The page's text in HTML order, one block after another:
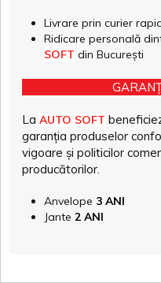
Livrare prin curier
Ridicare personală
SOFT din București
La AUTO SOFT
garanția produselor
vigoare și politicilor
producătorilor.
Anvelope 3 ANI
Jante 2 ANI